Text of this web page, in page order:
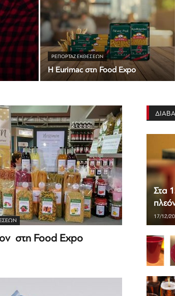
ΡΕΠΟΡΤΆΖ ΕΚΘΈΣΕΩΝ
H Eurimac στη Food Expo
στη Food Expo
Στα
17/12/